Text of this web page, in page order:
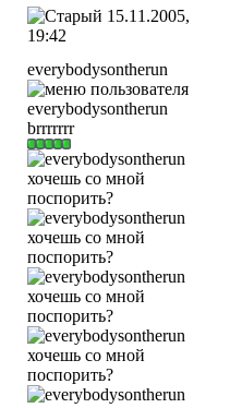
15.11.2005,
19:42
everybodysontherun
brrrrrrr